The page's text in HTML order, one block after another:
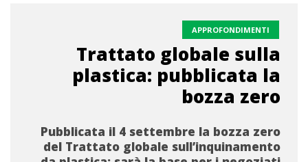
APPROFONDIMENTI
Trattato globale sulla
plastica: pubblicata la
bozza zero
Pubblicata il 4 settembre la bozza zero
del Trattato globale sull’inquinamento